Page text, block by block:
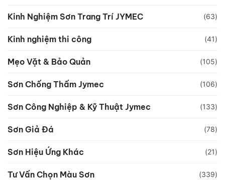
Kinh Nghiệm Sơn Trang Trí JYMEC (63)
Kinh nghiệm thi công (41)
Mẹo Vặt & Bảo Quản (105)
Sơn Chống Thấm Jymec (106)
Sơn Công Nghiệp & Kỹ Thuật Jymec (133)
Sơn Giả Đá (78)
Sơn Hiệu Ứng Khác (21)
Tư Vấn Chọn Màu Sơn (339)